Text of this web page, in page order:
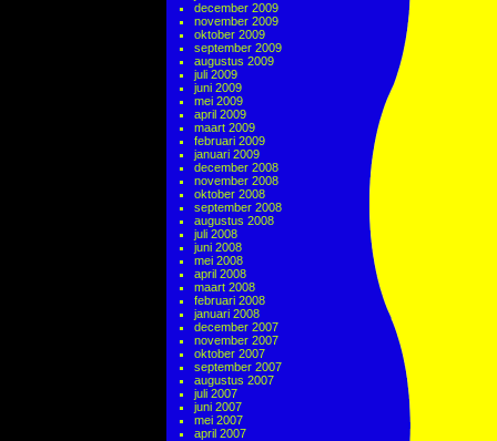
december 2009
november 2009
oktober 2009
september 2009
augustus 2009
juli 2009
juni 2009
mei 2009
april 2009
maart 2009
februari 2009
januari 2009
december 2008
november 2008
oktober 2008
september 2008
augustus 2008
juli 2008
juni 2008
mei 2008
april 2008
maart 2008
februari 2008
januari 2008
december 2007
november 2007
oktober 2007
september 2007
augustus 2007
juli 2007
juni 2007
mei 2007
april 2007